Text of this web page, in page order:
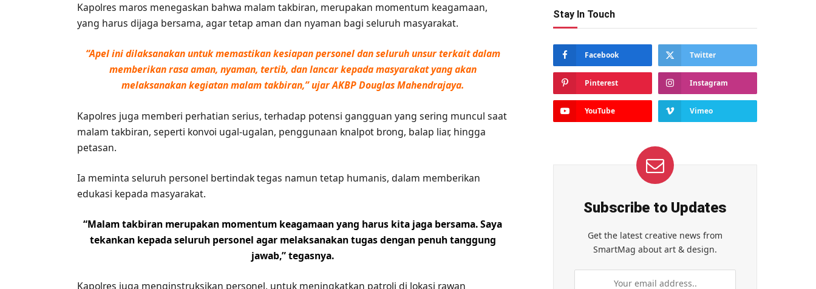
Kapolres maros menegaskan bahwa malam takbiran, merupakan momentum keagamaan,
yang harus dijaga bersama, agar tetap aman dan nyaman bagi seluruh masyarakat.
“Apel ini dilaksanakan untuk memastikan kesiapan personel dan seluruh unsur terkait dalam
memberikan rasa aman, nyaman, tertib, dan lancar kepada masyarakat yang akan
melaksanakan kegiatan malam takbiran,” ujar AKBP Douglas Mahendrajaya.
Kapolres juga memberi perhatian serius, terhadap potensi gangguan yang sering muncul saat
malam takbiran, seperti konvoi ugal-ugalan, penggunaan knalpot brong, balap liar, hingga
petasan.
Ia meminta seluruh personel bertindak tegas namun tetap humanis, dalam memberikan
edukasi kepada masyarakat.
“Malam takbiran merupakan momentum keagamaan yang harus kita jaga bersama. Saya
tekankan kepada seluruh personel agar melaksanakan tugas dengan penuh tanggung
jawab,” tegasnya.
Kapolres juga menginstruksikan personel, untuk meningkatkan patroli di lokasi rawan
Stay In Touch
Facebook Twitter
Pinterest Instagram
YouTube Vimeo
Subscribe to Updates
Get the latest creative news from
SmartMag about art & design.